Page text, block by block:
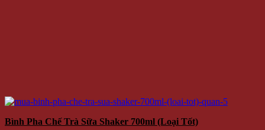
Bình Pha Chế Trà Sữa Shaker 700ml (loại Tốt)